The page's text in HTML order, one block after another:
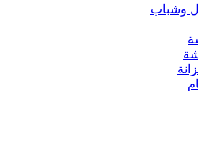
وشباب